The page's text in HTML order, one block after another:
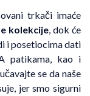
trkači imaće
kolekcije, dok će
i posetiocima dati
patikama, kao i
se da naše
jer smo sigurni